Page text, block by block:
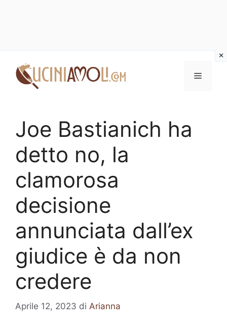
contenuto
Menu
Joe Bastianich ha
detto no, la
clamorosa
decisione
annunciata dall’ex
giudice è da non
credere
Aprile 12, 2023 di Arianna